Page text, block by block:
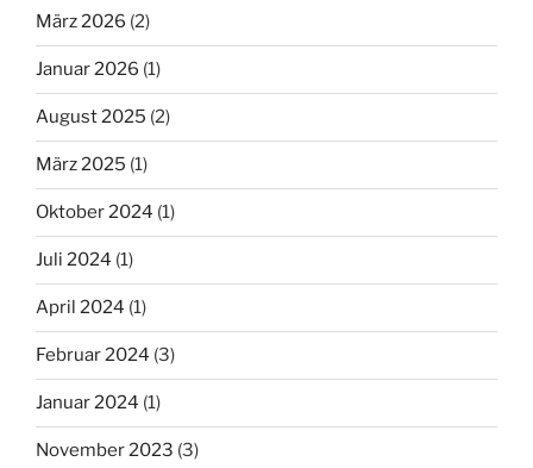
März 2026 (2)
Januar 2026 (1)
August 2025 (2)
März 2025 (1)
Oktober 2024 (1)
Juli 2024 (1)
April 2024 (1)
Februar 2024 (3)
Januar 2024 (1)
November 2023 (3)